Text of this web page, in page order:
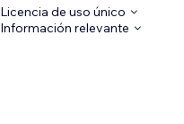
Licencia de uso único
Información relevante